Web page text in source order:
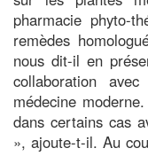
pharmacie phyto-
remèdes
nous dit-il en
collaboration
médecine
dans certains cas
», ajoute-t-il. Au